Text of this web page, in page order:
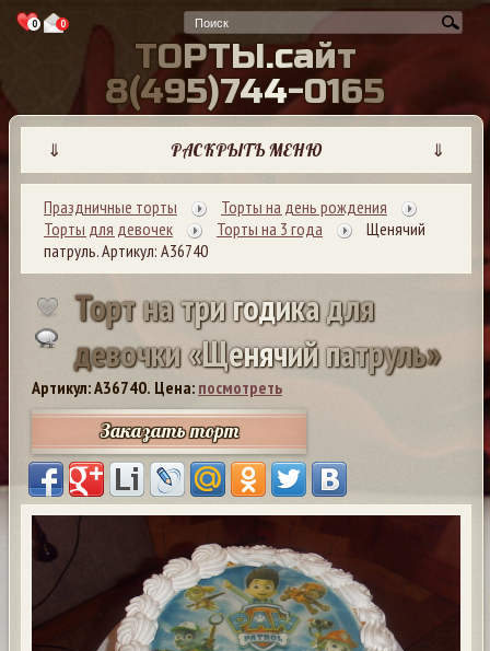
0 0
ТОРТЫ.сайт
8(495)744-0165
⇓ РАСКРЫТЬ МЕНЮ ⇓
Праздничные торты
Торты на день рождения
Торты для девочек
Торты на 3 года
Щенячий
патруль. Артикул: А36740
Тортнатригодикадля
девочки«Щенячийпатруль»
Артикул: A36740. Цена: посмотреть
Заказать торт